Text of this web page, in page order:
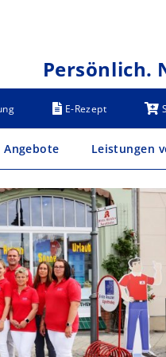
Persönlich.
E-Rezept
Angebote Leistungen